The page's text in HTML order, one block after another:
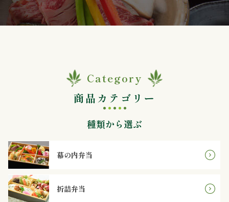
イ
イ
ン
近
Category
商品カテゴリー
種類から選ぶ
幕の内弁当
折詰弁当